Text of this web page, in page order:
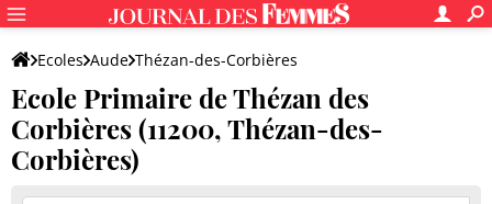
Ecoles Aude Thézan-des-Corbières
Ecole Primaire de Thézan des Corbières
Ecole Primaire de Thézan des
Corbières (11200, Thézan-des-
Corbières)